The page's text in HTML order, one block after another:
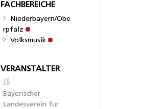
FACHBEREICHE
Niederbayern/Obe
rpfalz
Volksmusik
VERANSTALTER
Bayerischer
Landesverein für